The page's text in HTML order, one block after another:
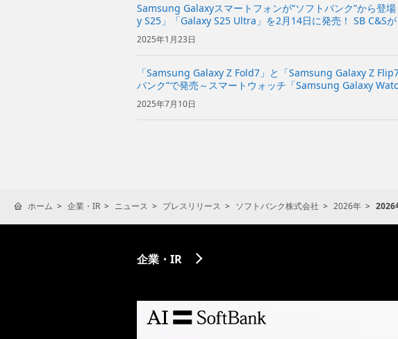
Samsung Galaxyスマートフォンが“ソフトバンク”から登
y S25」「Galaxy S25 Ultra」を2月14日に発売！ SB C&Sが
ds3 Pro」「Galaxy Watch7」「Ga...
2025年1月23日
「Samsung Galaxy Z Fold7」と「Samsung Galaxy Z
バンク”で発売～スマートウォッチ「Samsung Galaxy
2025年7月10日
ホーム 企業・IR ニュース プレスリリース ソフトバンク株式会社 2026年 2026
企業・IR